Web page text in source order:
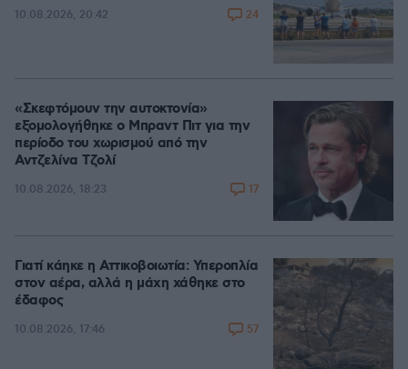
10.08.2026, 20:42 24
«Σκεφτόμουν την αυτοκτονία»
εξομολογήθηκε ο Μπραντ Πιτ για την
περίοδο του χωρισμού από την
Αντζελίνα Τζολί
10.08.2026, 18:23 17
Γιατί κάηκε η Αττικοβοιωτία: Υπεροπλία
στον αέρα, αλλά η μάχη χάθηκε στο
έδαφος
10.08.2026, 17:46 57